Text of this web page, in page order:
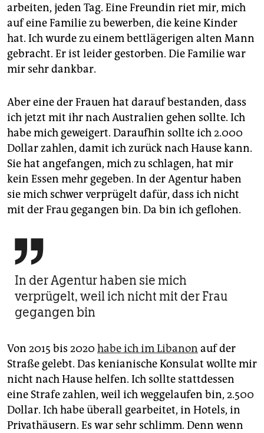
arbeiten, jeden Tag. Eine Freundin riet mir, mich
auf eine Familie zu bewerben, die keine Kinder
hat. Ich wurde zu einem bettlägerigen alten Mann
gebracht. Er ist leider gestorben. Die Familie war
mir sehr dankbar.
Aber eine der Frauen hat darauf bestanden, dass
ich jetzt mit ihr nach Australien gehen sollte. Ich
habe mich geweigert. Daraufhin sollte ich 2.000
Dollar zahlen, damit ich zurück nach Hause kann.
Sie hat angefangen, mich zu schlagen, hat mir
kein Essen mehr gegeben. In der Agentur haben
sie mich schwer verprügelt dafür, dass ich nicht
mit der Frau gegangen bin. Da bin ich geflohen.

In der Agentur haben sie mich
verprügelt, weil ich nicht mit der Frau
gegangen bin
Von 2015 bis 2020 habe ich im Libanon auf der
Straße gelebt. Das kenianische Konsulat wollte mir
nicht nach Hause helfen. Ich sollte stattdessen
eine Strafe zahlen, weil ich weggelaufen bin, 2.500
Dollar. Ich habe überall gearbeitet, in Hotels, in
Privathäusern. Es war sehr schlimm. Denn wenn